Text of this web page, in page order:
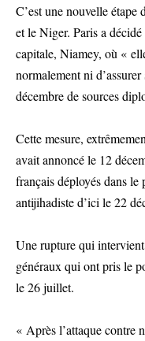
C’est une nouvelle
et le Niger. Paris a
capitale, Niamey, où «
normalement ni
décembre de sources
Cette mesure,
avait annoncé le 12
français déployés dans le
antijihadiste d’ici le 22
Une rupture qui
généraux qui ont pris le
le 26 juillet.
« Après l’attaque contre